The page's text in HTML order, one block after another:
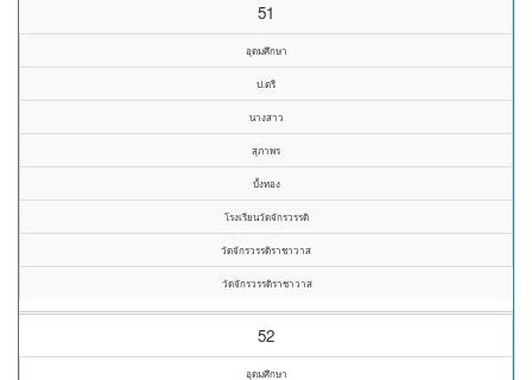
51
อุดมศึกษา
ป.ตรี
นางสาว
สุภาพร
บั้งทอง
โรงเรียนวัดจักรวรรดิ
วัดจักรวรรดิราชาวาส
วัดจักรวรรดิราชาวาส
52
อุดมศึกษา